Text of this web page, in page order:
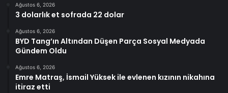
Ağustos 6, 2026
3 dolarlık et sofrada 22 dolar
Ağustos 6, 2026
BYD Tang’ın Altından Düşen Parça Sosyal Medyada
Gündem Oldu
Ağustos 6, 2026
Emre Matraş, İsmail Yüksek ile evlenen kızının nikahına
itiraz etti